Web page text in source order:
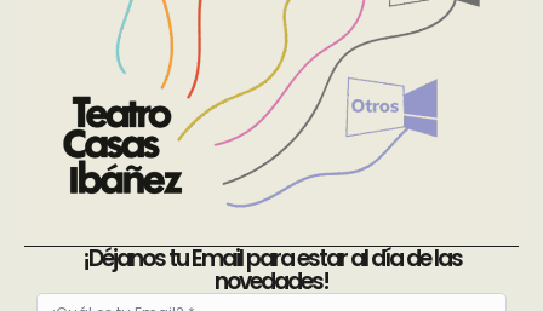
¡Déjanos tu Email para estar al día de las
novedades!
Email